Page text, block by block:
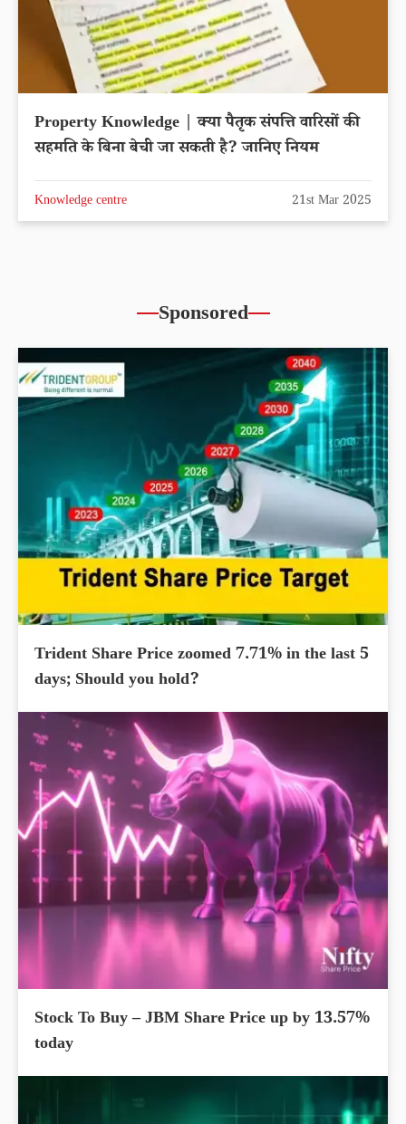
Property Knowledge | क्या पैतृक संपत्ति वारिसों की
सहमति के बिना बेची जा सकती है? जानिए नियम
Knowledge centre 21st Mar 2025
Sponsored
Trident Share Price zoomed 7.71% in the last 5
days; Should you hold?
Stock To Buy – JBM Share Price up by 13.57%
today